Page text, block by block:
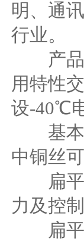
明、通
行业。
产品执
用特性
设-40℃
基本
中铜丝
扁平
力及控
扁平